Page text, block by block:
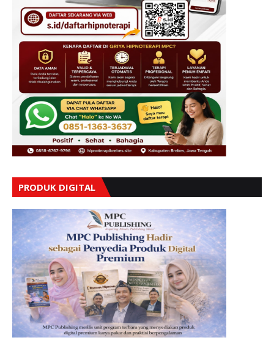
PRODUK DIGITAL